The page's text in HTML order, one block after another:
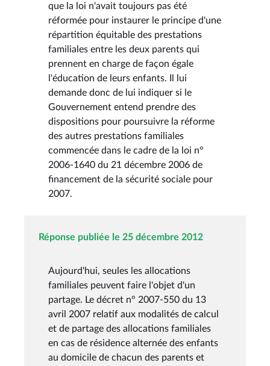
que la loi n'avait toujours pas été
réformée pour instaurer le principe d'une
répartition équitable des prestations
familiales entre les deux parents qui
prennent en charge de façon égale
l'éducation de leurs enfants. Il lui
demande donc de lui indiquer si le
Gouvernement entend prendre des
dispositions pour poursuivre la réforme
des autres prestations familiales
commencée dans le cadre de la loi n°
2006-1640 du 21 décembre 2006 de
financement de la sécurité sociale pour
2007.
Réponse publiée le 25 décembre 2012
Aujourd'hui, seules les allocations
familiales peuvent faire l'objet d'un
partage. Le décret n° 2007-550 du 13
avril 2007 relatif aux modalités de calcul
et de partage des allocations familiales
en cas de résidence alternée des enfants
au domicile de chacun des parents et